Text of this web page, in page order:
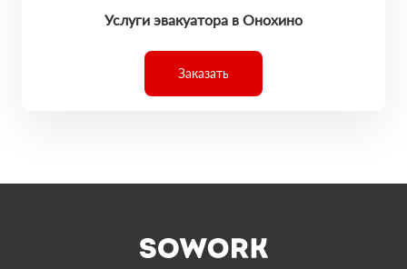
Услуги эвакуатора в Онохино
Заказать